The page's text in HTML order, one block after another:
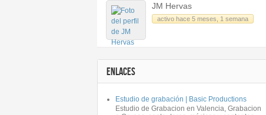
JM Hervas
activo hace 5 meses, 1 semana
ENLACES
Estudio de grabación | Basic Productions
Estudio de Grabacion en Valencia, Grabacion